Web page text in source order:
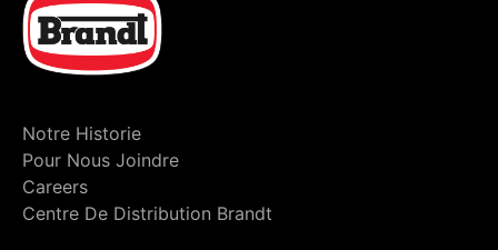
Notre Historie
Pour Nous Joindre
Careers
Centre De Distribution Brandt